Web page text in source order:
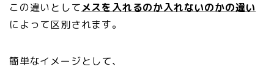
この違いとしてメスを入れるのか入れないのかの違い
によって区別されます。
簡単なイメージとして、